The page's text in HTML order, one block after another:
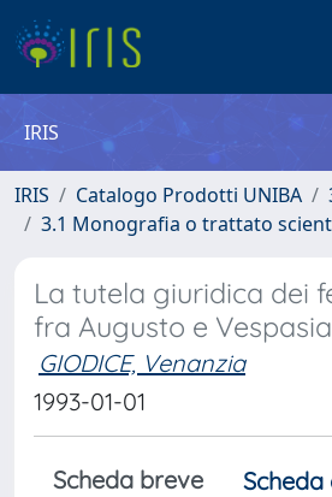
IRIS
IRIS Catalogo Prodotti UNIBA
3.1 Monografia o trattato
La tutela giuridica dei
fra Augusto e
GIODICE, Venanzia
1993-01-01
Scheda breve